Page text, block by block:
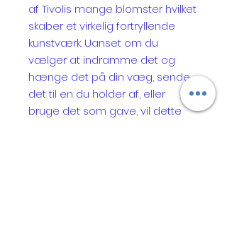
af Tivolis mange blomster hvilket
skaber et virkelig fortryllende
kunstværk. Uanset om du
vælger at indramme det og
hænge det på din væg, sende
det til en du holder af, eller
bruge det som gave, vil dette